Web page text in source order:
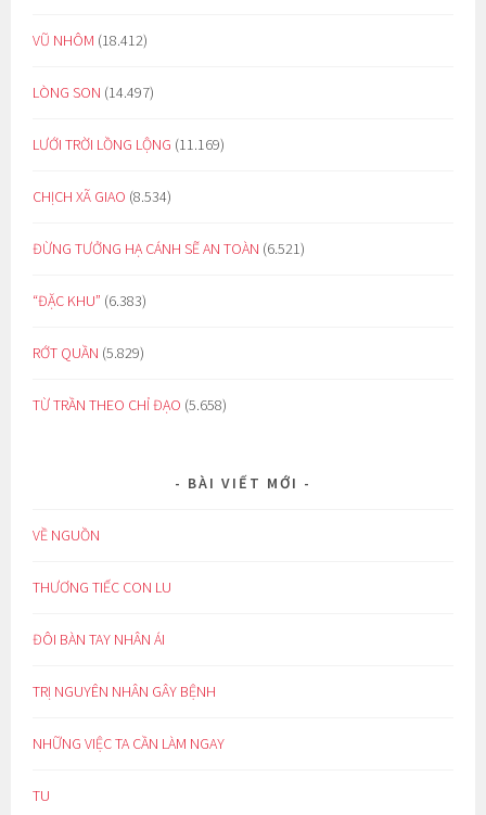
VŨ NHÔM (18.412)
LÒNG SON (14.497)
LƯỚI TRỜI LỒNG LỘNG (11.169)
CHỊCH XÃ GIAO (8.534)
ĐỪNG TƯỞNG HẠ CÁNH SẼ AN TOÀN (6.521)
“ĐẶC KHU” (6.383)
RỚT QUẦN (5.829)
TỪ TRẦN THEO CHỈ ĐẠO (5.658)
BÀI VIẾT MỚI
VỀ NGUỒN
THƯƠNG TIẾC CON LU
ĐÔI BÀN TAY NHÂN ÁI
TRỊ NGUYÊN NHÂN GÂY BỆNH
NHỮNG VIỆC TA CẦN LÀM NGAY
TU